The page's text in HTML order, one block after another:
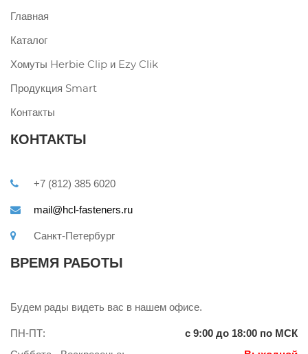
Главная
Каталог
Хомуты Herbie Clip и Ezy Clik
Продукция Smart
Контакты
КОНТАКТЫ
+7 (812) 385 6020
mail@hcl-fasteners.ru
Санкт-Петербург
ВРЕМЯ РАБОТЫ
Будем рады видеть вас в нашем офисе.
ПН-ПТ:
с 9:00 до 18:00 по МСК